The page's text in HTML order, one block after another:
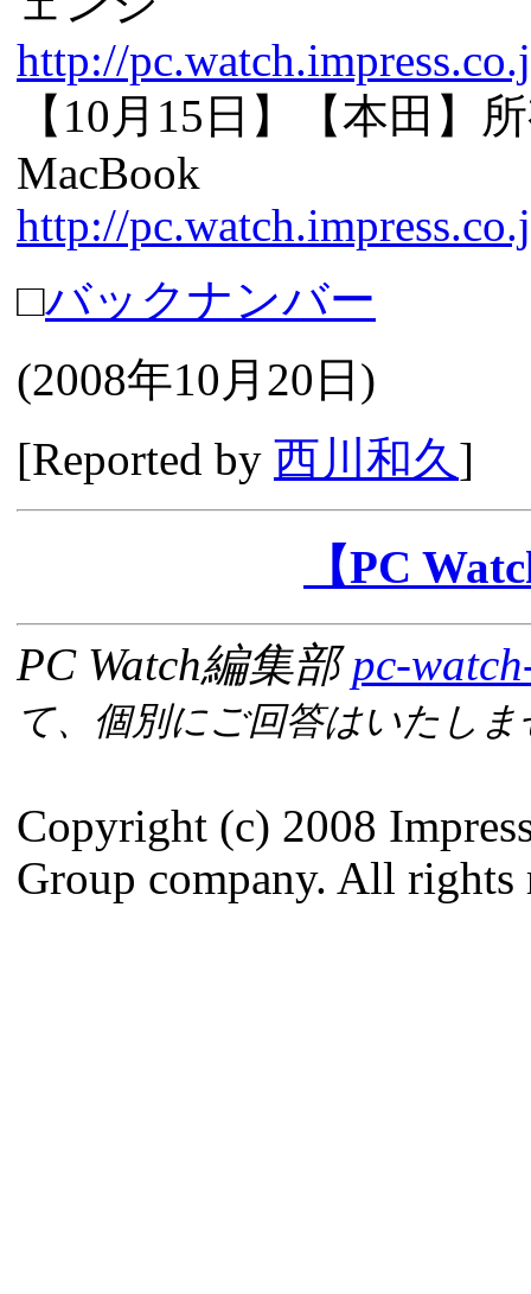
http://
【10月15日】【本田】
MacBook
http://
□バックナンバー
(2008年10月20日 )
[Reported by 西川和久]
【PC
PC Watch編集部pc-
て、個別にご回答はいたしま
Copyright (c) 2008
Group company. All rights